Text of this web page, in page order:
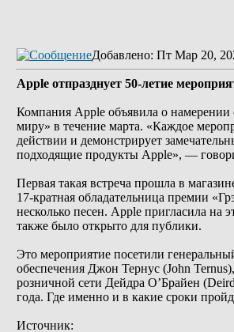
Добавлено: Пт Мар 20,
Apple отпразднует 50-летие
Компания Apple объявила о намерении
миру» в течение марта. «Каждое
действии и демонстрирует
подходящие продукты Apple», —
Первая такая встреча прошла в
17-кратная обладательница премии
несколько песен. Apple пригласила на
также было открыто для публики.
Это мероприятие посетили
обеспечения Джон Тернус (John
розничной сети Дейдра О’Брайен
года. Где именно и в какие сроки
Источник: